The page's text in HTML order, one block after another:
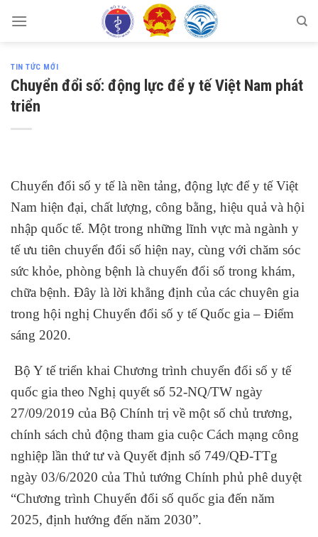
TIN TỨC MỚI
Chuyển đổi số: động lực để y tế Việt Nam phát
triển
Chuyển đổi số y tế là nền tảng, động lực để y tế Việt
Nam hiện đại, chất lượng, công bằng, hiệu quả và hội
nhập quốc tế. Một trong những lĩnh vực mà ngành y
tế ưu tiên chuyển đổi số hiện nay, cùng với chăm sóc
sức khỏe, phòng bệnh là chuyển đổi số trong khám,
chữa bệnh. Đây là lời khẳng định của các chuyên gia
trong hội nghị Chuyển đổi số y tế Quốc gia – Điểm
sáng 2020.
Bộ Y tế triển khai Chương trình chuyển đổi số y tế
quốc gia theo Nghị quyết số 52-NQ/TW ngày
27/09/2019 của Bộ Chính trị về một số chủ trương,
chính sách chủ động tham gia cuộc Cách mạng công
nghiệp lần thứ tư và Quyết định số 749/QĐ-TTg
ngày 03/6/2020 của Thủ tướng Chính phủ phê duyệt
“Chương trình Chuyển đổi số quốc gia đến năm
2025, định hướng đến năm 2030”.